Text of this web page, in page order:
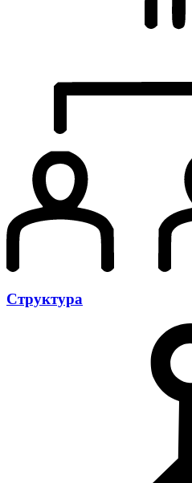
Структура